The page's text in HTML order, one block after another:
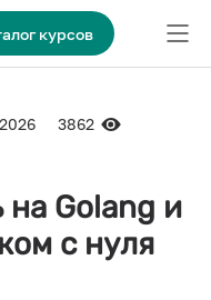
курсов
3862
Golang и
с нуля